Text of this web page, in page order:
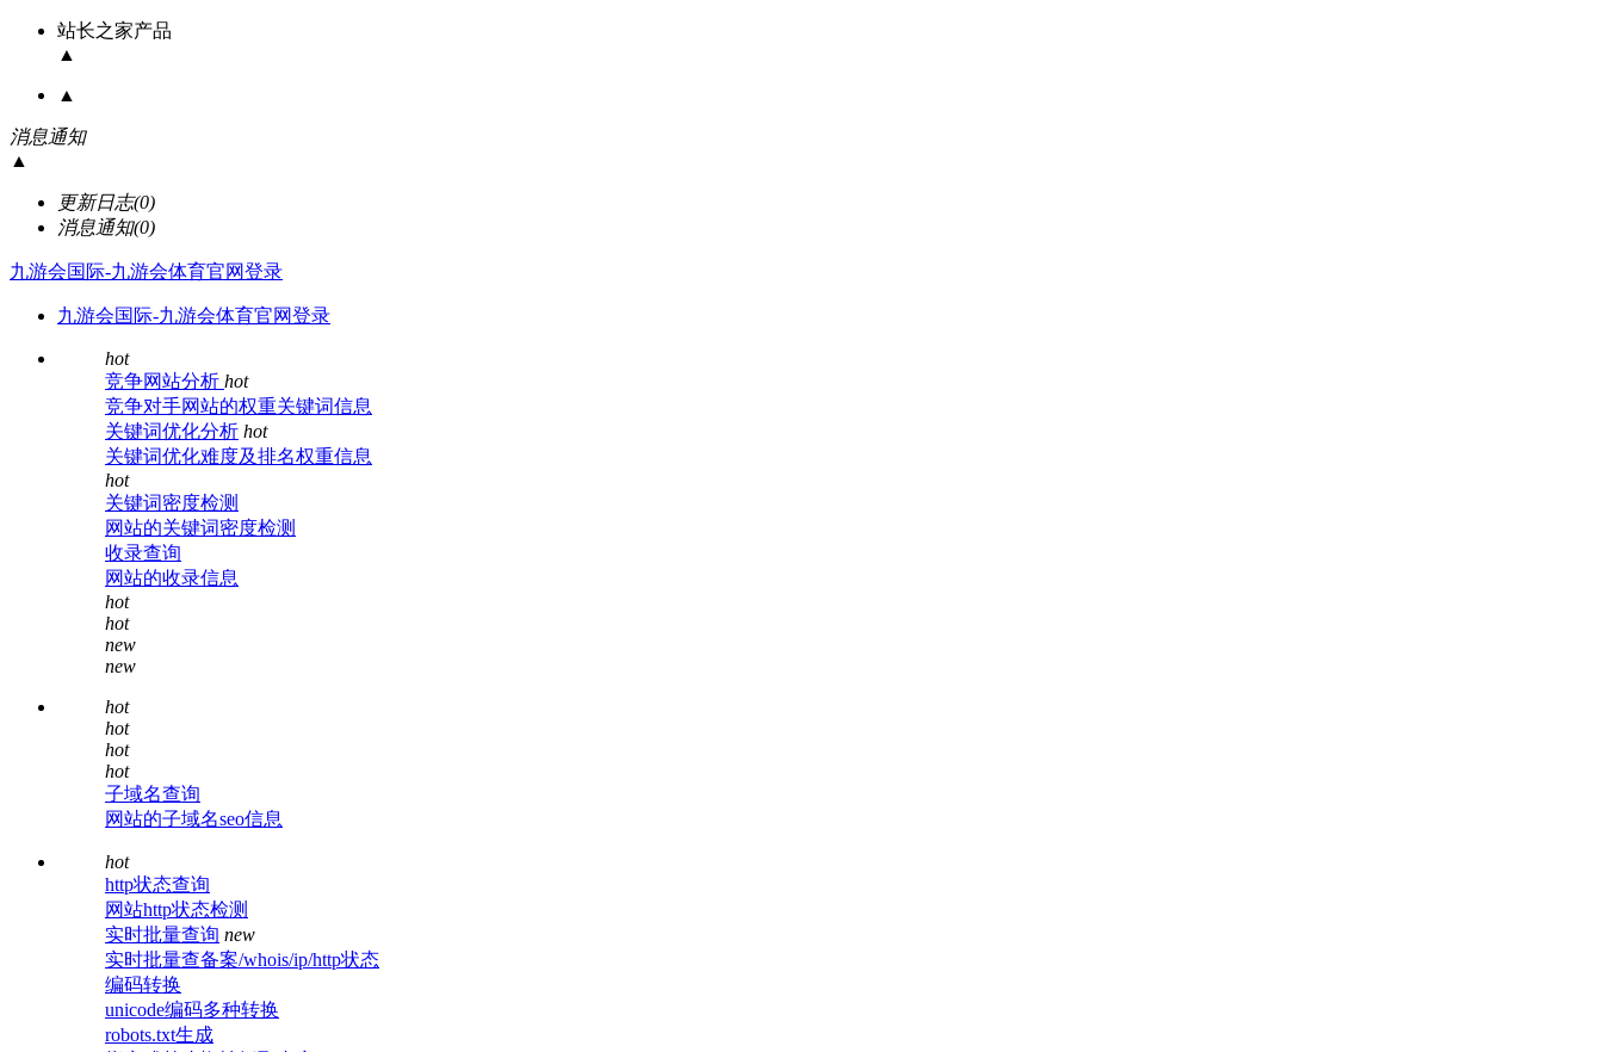
站长之家产品
▲
▲
消息通知
▲
更新日志(0)
消息通知(0)
九游会国际-九游会体育官网登录
九游会国际-九游会体育官网登录
hot
竞争网站分析 hot
竞争对手网站的权重关键词信息
关键词优化分析 hot
关键词优化难度及排名权重信息
hot
关键词密度检测
网站的关键词密度检测
收录查询
网站的收录信息
hot
hot
new
new
hot
hot
hot
hot
子域名查询
网站的子域名seo信息
hot
http状态查询
网站http状态检测
实时批量查询 new
实时批量查备案/whois/ip/http状态
编码转换
unicode编码多种转换
robots.txt生成